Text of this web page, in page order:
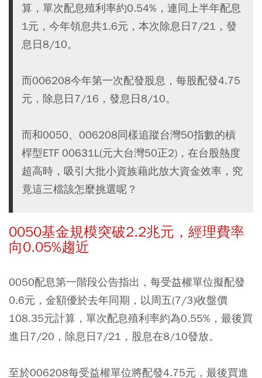
算，單次配息殖利率約0.54%，連同上半年配息
1元，今年領息共1.6元，本次除息日7/21，發
息日8/10。
而006208今年第一次配發股息，每股配發4.75
元，除息日7/16，發息日8/10。
而和0050、006208同樣追蹤台灣50指數的槓
桿型ETF 00631L(元大台灣50正2)，在台股熱度
超高時，吸引大批小資族藉此放大資金效率，究
竟這三檔該怎麼挑選呢？
0050基金規模突破2.2兆元，經理費率
向0.05%趨近
0050配息第一階段公告指出，每受益權單位擬配發
0.6元，金額優於去年同期，以周五(7/3)收盤價
108.35元計算，單次配息殖利率約為0.55%，最後買
進日7/20，除息日7/21，股息在8/10發放。
至於006208每受益權單位將配發4.75元，最後買進